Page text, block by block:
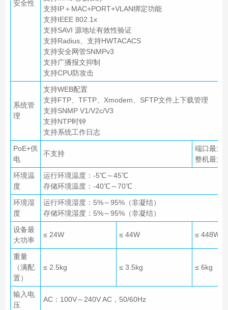
安全性
支持IP＋MAC+PORT+VLAN绑定功能
支持IEEE 802.1x
支持SAVI 源地址有效性验证
支持Radius、支持HWTACACS
支持安全网管SNMPv3
支持广播报文抑制
支持CPU防攻击
系统管
理
支持WEB配置
支持FTP、TFTP、Xmodem、SFTP文件上下载管理
支持SNMP V1/V2c/V3
支持NTP时钟
支持系统工作日志
PoE+供
电
不支持
端口最大
整机最大
环境温
度
运行环境温度：-5℃～45℃
存储环境温度：-40℃～70℃
环境湿
度
运行环境湿度：5%～95%（非凝结）
存储环境湿度：5%～95%（非凝结）
设备最
大功率
≤ 24W ≤ 44W ≤ 448W
重量
（满配
置）
≤ 2.5kg ≤ 3.5kg ≤ 6kg
输入电
压
AC：100V～240V AC，50/60Hz